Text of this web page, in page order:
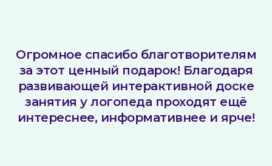
Огромное спасибо благотворителям
за этот ценный подарок! Благодаря
развивающей интерактивной доске
занятия у логопеда проходят ещё
интереснее, информативнее и ярче!